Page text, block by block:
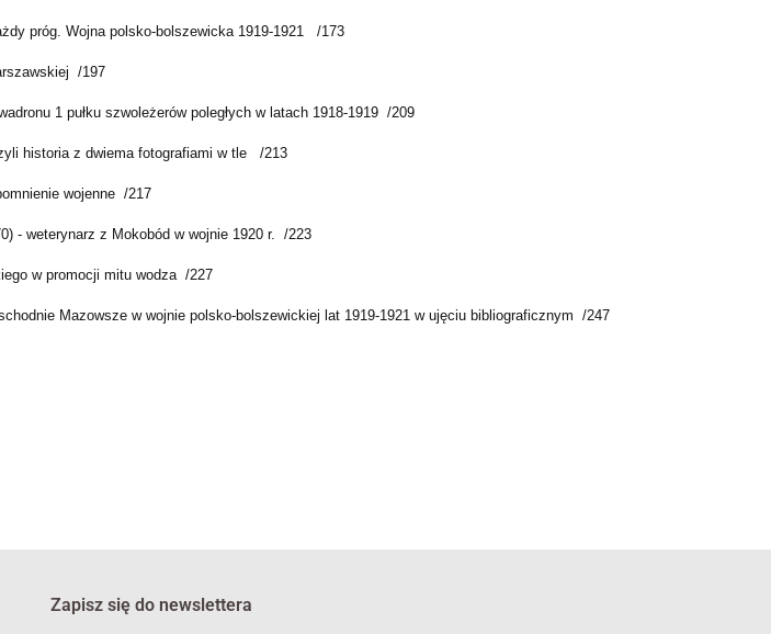
próg. Wojna polsko-bolszewicka 1919-1921 /173
/197
1 pułku szwoleżerów poległych w latach 1918-1919 /209
historia z dwiema fotografiami w tle /213
wojenne /217
- weterynarz z Mokobód w wojnie 1920 r. /223
w promocji mitu wodza /227
Mazowsze w wojnie polsko-bolszewickiej lat 1919-1921 w ujęciu bibliograficznym /247
Zapisz się do newslettera